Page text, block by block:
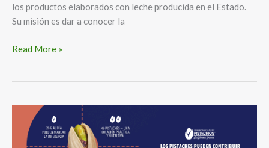
los productos elaborados con leche producida en el Estado.
Su misión es dar a conocer la
Read More »
pistaches
pueden